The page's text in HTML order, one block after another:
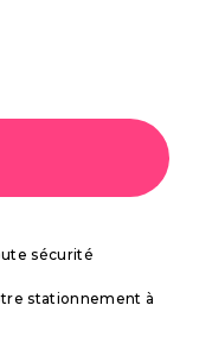
sécurité
stationnement à